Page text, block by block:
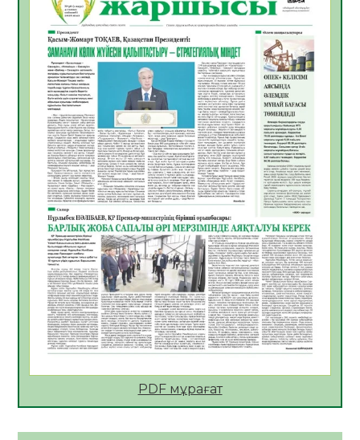
Инфекциялық ауруларға қарсы иммундау
жұмыстарының тиімділігі
06.08.2026
48
Көкжөтел ауруы туралы
06.08.2026
44
АПВ вакцинасы туралы мәлімет
06.08.2026
43
Open Air: Қызылорда облысы полиция
департаменті 20 мыңнан астам
көрерменнің қауіпсіздігін қамтамасыз етті
06.08.2026
57
ҚЫЗЫЛОРДАДА «САНАЛЫ ҰРПАҚ –
ЖАРҚЫН БОЛАШАҚ» АТТЫ КЕҢЕЙТІЛГЕН
МӘЖІЛІС ӨТТІ
05.08.2026
57
Қазақстан Орталық Азиядағы көшуге ең
азаматтың міндеті
PDF мұрағат